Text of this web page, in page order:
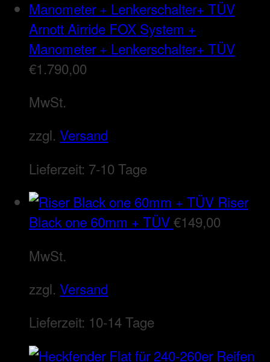
Arnott Airride FOX System +
Manometer + Lenkerschalter+ TÜV
€1.790,00
MwSt.
zzgl. Versand
Lieferzeit: 7-10 Tage
Riser
Black one 60mm + TÜV€149,00
MwSt.
zzgl. Versand
Lieferzeit: 10-14 Tage